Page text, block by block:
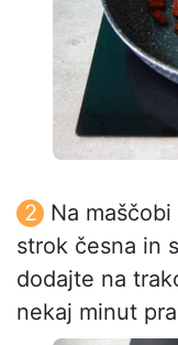
Na
strok česna in
dodajte na
nekaj minut